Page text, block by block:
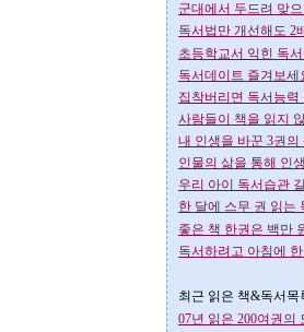
군대에서 두드려 맞
독서법만 개선해도 2
초등학교서 익힌 독
독서데이트 즐겨보세
집착버리면 독서능력
사람들이 책을 읽지
내 인생을 바꾼 3권의
인물의 삶을 통해 인
우리 아이 독서습관
한 달에 스무 권 읽는
좋은 책 한권은 백만
독서하려고 아침에
최근 읽은 책&독서목
07년 읽은 200여권의